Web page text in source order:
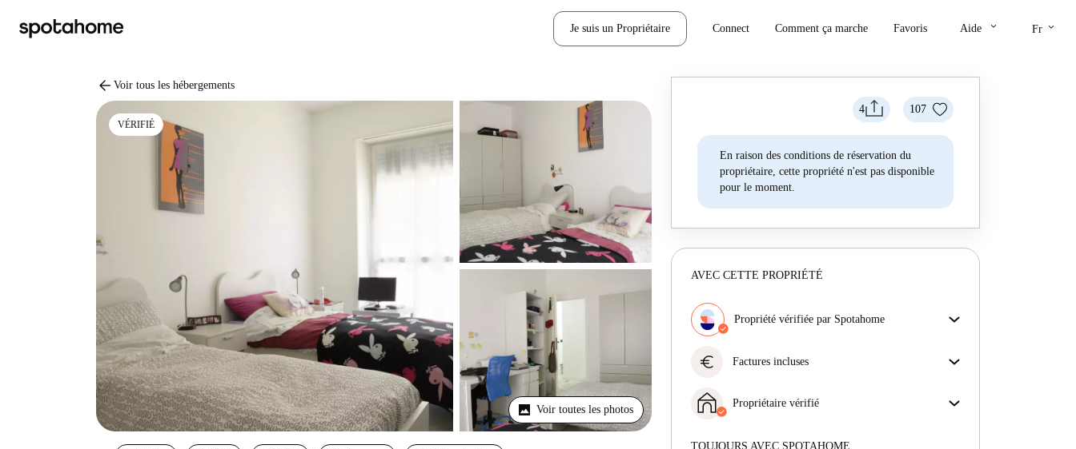
Je suis un Propriétaire Connect Comment ça marche Favoris Aide keyboard_arrow_down Fr keyboard_arrow_down
arrow_back Voir tous les hébergements
VÉRIFIÉ
Voir toutes les photos
4 107
En raison des conditions de réservation du
propriétaire, cette propriété n'est pas disponible
pour le moment.
AVEC CETTE PROPRIÉTÉ
Propriété vérifiée par Spotahome
obtiens exactement ce que tu vois dans l'annonce.
euro Factures incluses
incluses, couvrant le loyer et les services pour une
expérience de location sans tracas.
Propriétaire vérifié
Plus d'informations sur ce propriétaire
TOUJOURS AVEC SPOTAHOME